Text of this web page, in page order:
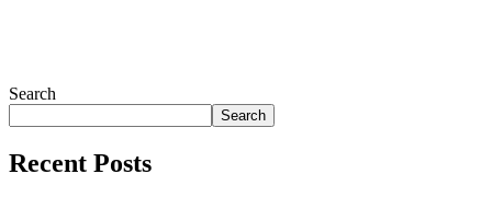
Search
Search
Recent Posts